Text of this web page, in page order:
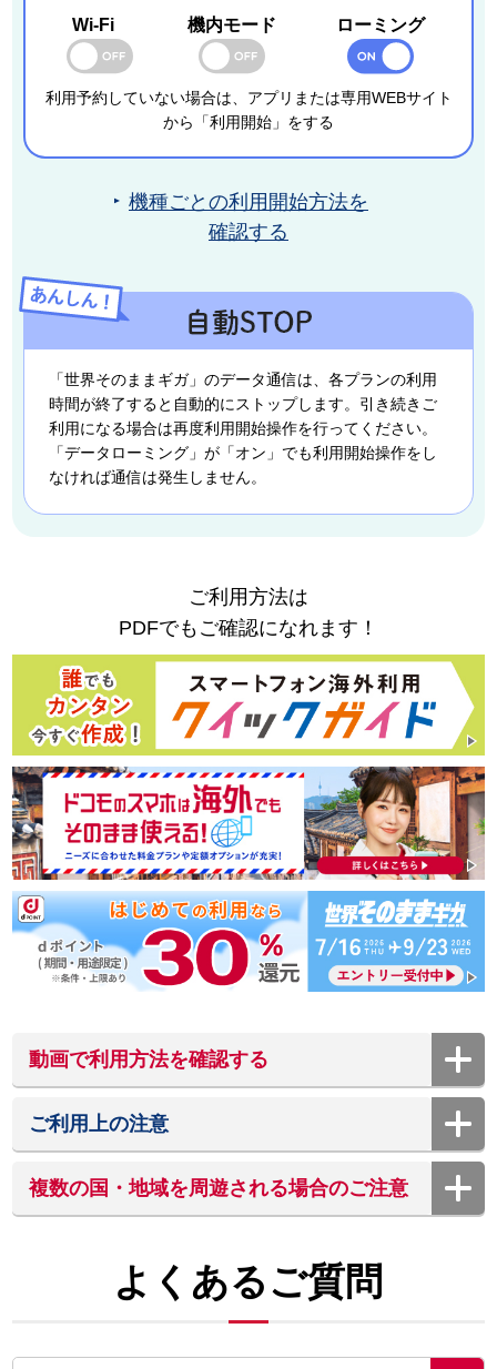
Wi-Fi 機内モード ローミング
利用予約していない場合は、アプリまたは専用WEBサイト
から「利用開始」をする
機種ごとの利用開始方法を
確認する
「世界そのままギガ」のデータ通信は、各プランの利用
時間が終了すると自動的にストップします。引き続きご
利用になる場合は再度利用開始操作を行ってください。
「データローミング」が「オン」でも利用開始操作をし
なければ通信は発生しません。
ご利用方法は
PDFでもご確認になれます！
動画で利用方法を確認する
ご利用上の注意
複数の国・地域を周遊される場合のご注意
よくあるご質問